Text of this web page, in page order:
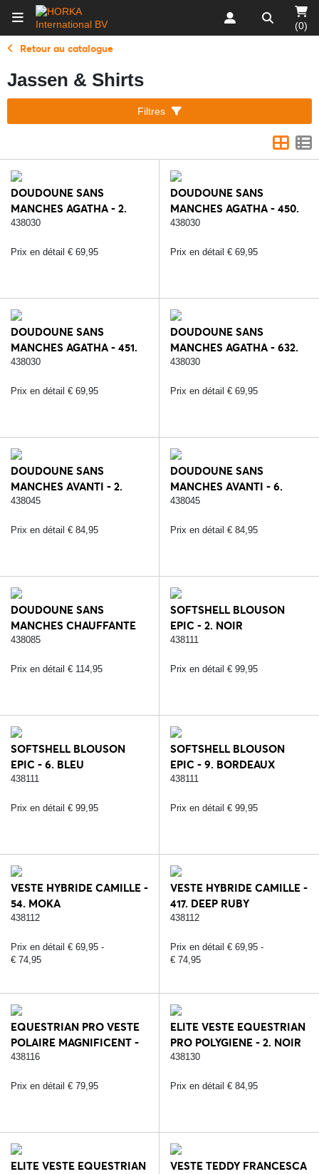
(0)
Retour au catalogue
Jassen & Shirts
Filtres
DOUDOUNE SANS
MANCHES AGATHA - 2.
NOIR
438030
Prix en détail € 69,95
DOUDOUNE SANS
MANCHES AGATHA - 450.
BLUE REEF
438030
Prix en détail € 69,95
DOUDOUNE SANS
MANCHES AGATHA - 451.
LILAC CORAL
438030
Prix en détail € 69,95
DOUDOUNE SANS
MANCHES AGATHA - 632.
NAVY BLUE
438030
Prix en détail € 69,95
DOUDOUNE SANS
MANCHES AVANTI - 2.
NOIR
438045
Prix en détail € 84,95
DOUDOUNE SANS
MANCHES AVANTI - 6.
BLEU
438045
Prix en détail € 84,95
DOUDOUNE SANS
MANCHES CHAUFFANTE
BLIZZARD - 2. NOIR
438085
Prix en détail € 114,95
SOFTSHELL BLOUSON
EPIC - 2. NOIR
438111
Prix en détail € 99,95
SOFTSHELL BLOUSON
EPIC - 6. BLEU
438111
Prix en détail € 99,95
SOFTSHELL BLOUSON
EPIC - 9. BORDEAUX
438111
Prix en détail € 99,95
VESTE HYBRIDE CAMILLE -
54. MOKA
438112
Prix en détail € 69,95 -
€ 74,95
VESTE HYBRIDE CAMILLE -
417. DEEP RUBY
438112
Prix en détail € 69,95 -
€ 74,95
EQUESTRIAN PRO VESTE
POLAIRE MAGNIFICENT -
408. NIGHT SHADE
438116
Prix en détail € 79,95
ELITE VESTE EQUESTRIAN
PRO POLYGIENE - 2. NOIR
(POLYGIENE)
438130
Prix en détail € 84,95
ELITE VESTE EQUESTRIAN
VESTE TEDDY FRANCESCA